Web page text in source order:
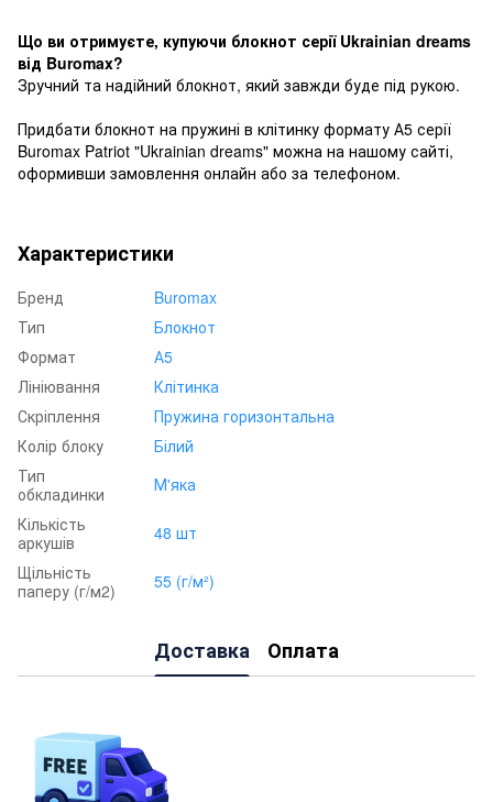
Що ви отримуєте, купуючи блокнот серії Ukrainian dreams
від Buromax?
Зручний та надійний блокнот, який завжди буде під рукою.
Придбати блокнот на пружині в клітинку формату А5 серії
Buromax Patriot "Ukrainian dreams" можна на нашому сайті,
оформивши замовлення онлайн або за телефоном.
Характеристики
Бренд
Buromax
Тип
Блокнот
Формат
А5
Лініювання
Клітинка
Скріплення
Пружина горизонтальна
Колір блоку
Білий
Тип
обкладинки
М'яка
Кількість
аркушів
48 шт
Щільність
паперу (г/м2)
55 (г/м²)
Доставка Оплата